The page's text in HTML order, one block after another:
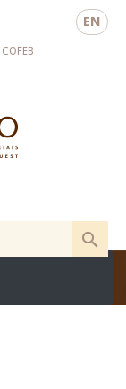
EN
COFEB